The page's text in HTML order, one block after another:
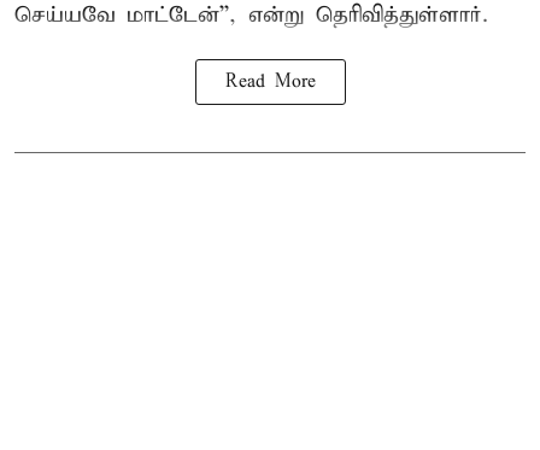
செய்யவே மாட்டேன்'', என்று தெரிவித்துள்ளார்.
Read More